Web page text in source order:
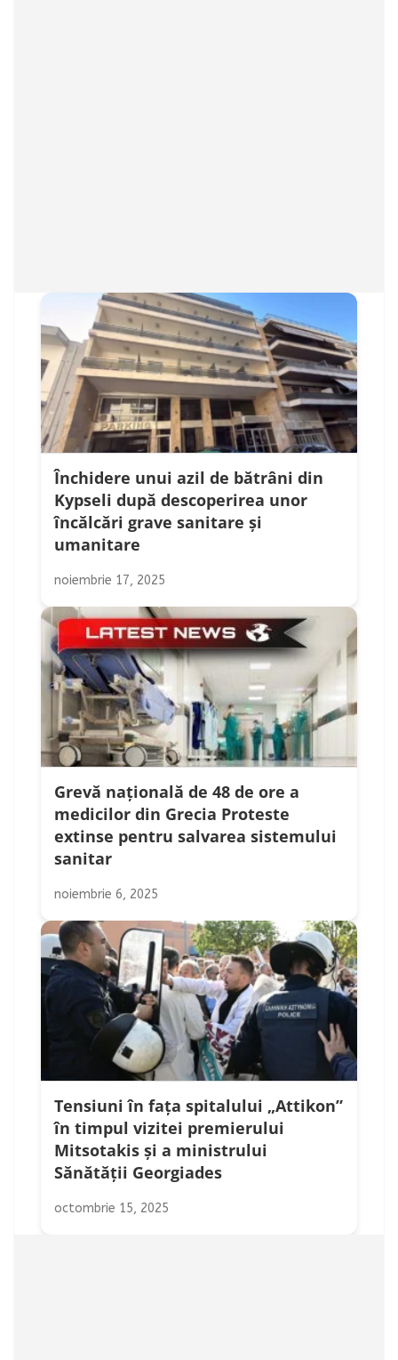
Închidere unui azil de bătrâni din
Kypseli după descoperirea unor
încălcări grave sanitare și
umanitare
noiembrie 17, 2025
Grevă națională de 48 de ore a
medicilor din Grecia Proteste
extinse pentru salvarea sistemului
sanitar
noiembrie 6, 2025
Tensiuni în fața spitalului „Attikon”
în timpul vizitei premierului
Mitsotakis și a ministrului
Sănătății Georgiades
octombrie 15, 2025